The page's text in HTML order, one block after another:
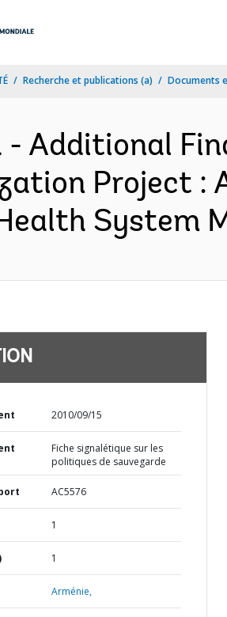
Recherche et publications (a) Documents
- Additional
Project :
System
2010/09/15
Fiche signalétique sur les
politiques de sauvegarde
AC5576
1
1
Arménie,